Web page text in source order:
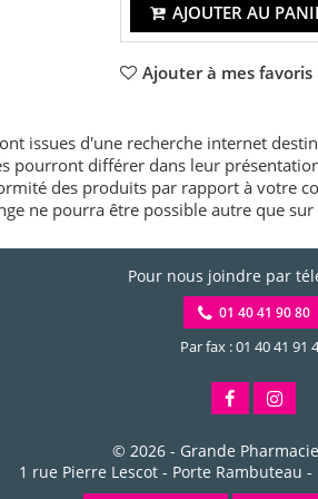
AJOUTER AU
Ajouter à mes favoris
issues d'une recherche internet
pourront différer dans leur
des produits par rapport à votre
ne pourra être possible autre que
Pour nous joindre par
01 40 41 90 80
Par fax : 01 40 41 91
© 2026 - Grande
1 rue Pierre Lescot - Porte Rambuteau -